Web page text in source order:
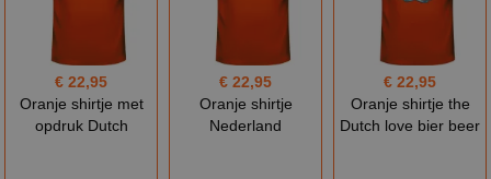
€ 22,95
Oranje shirtje met
opdruk Dutch
€ 22,95
Oranje shirtje
Nederland
€ 22,95
Oranje shirtje the
Dutch love bier beer